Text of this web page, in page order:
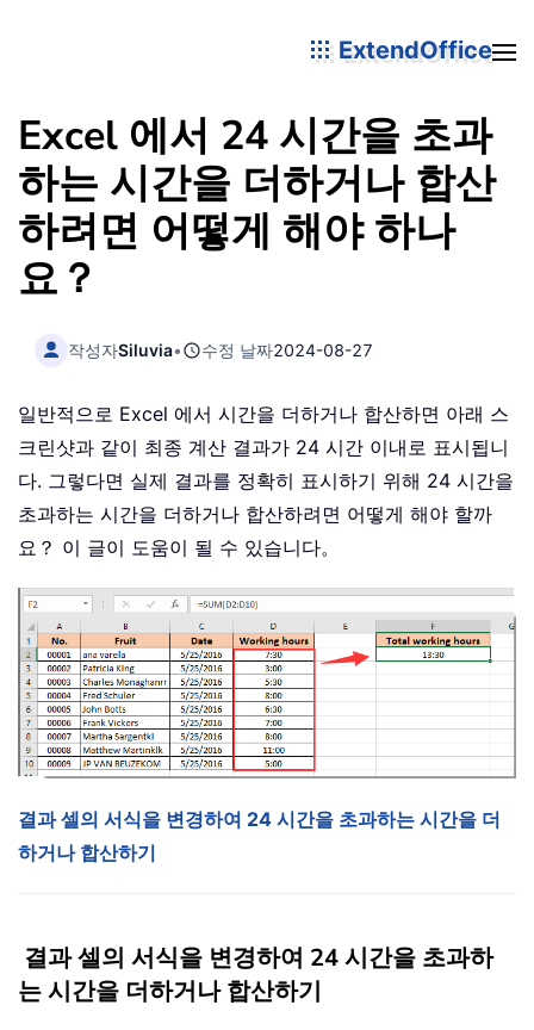
ExtendOffice
Excel 에서 24 시간을 초과
하는 시간을 더하거나 합산
하려면 어떻게 해야 하나
요？
작성자Siluvia• 수정 날짜2024-08-27
일반적으로 Excel 에서 시간을 더하거나 합산하면 아래 스
크린샷과 같이 최종 계산 결과가 24 시간 이내로 표시됩니
다. 그렇다면 실제 결과를 정확히 표시하기 위해 24 시간을
초과하는 시간을 더하거나 합산하려면 어떻게 해야 할까
요？ 이 글이 도움이 될 수 있습니다。
결과 셀의 서식을 변경하여 24 시간을 초과하는 시간을 더
하거나 합산하기
결과 셀의 서식을 변경하여 24 시간을 초과하
는 시간을 더하거나 합산하기